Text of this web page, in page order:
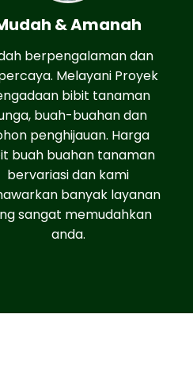
& Amanah
berpengalaman dan
Melayani Proyek
bibit tanaman
buah-buahan dan
penghijauan. Harga
buah buahan tanaman
bervariasi dan kami
banyak layanan
sangat memudahkan
anda.